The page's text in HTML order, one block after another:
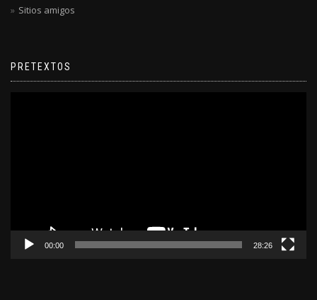
Sitios amigos
PRETEXTOS
00:00 28:26